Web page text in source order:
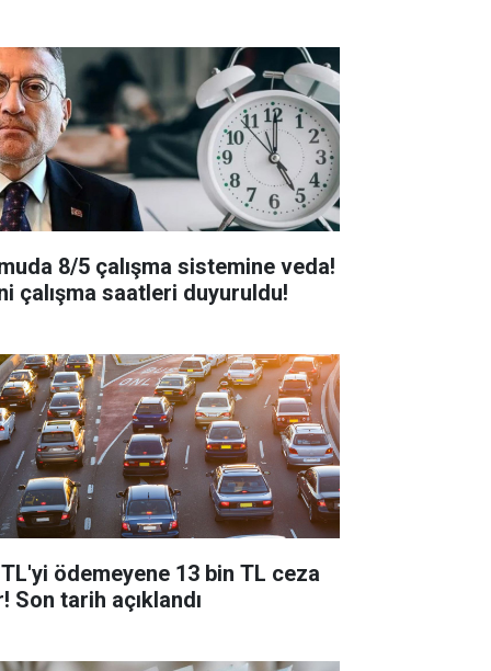
8/5 çalışma sistemine veda!
çalışma saatleri duyuruldu!
ödemeyene 13 bin TL ceza
Son tarih açıklandı